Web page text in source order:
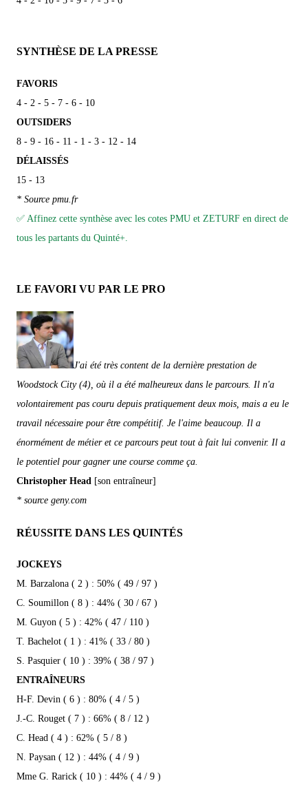
SYNTHÈSE DE LA PRESSE
FAVORIS
4 - 2 - 5 - 7 - 6 - 10
OUTSIDERS
8 - 9 - 16 - 11 - 1 - 3 - 12 - 14
DÉLAISSÉS
15 - 13
* Source pmu.fr
✅ Affinez cette synthèse avec les cotes PMU et ZETURF en direct de
tous les partants du Quinté+.
LE FAVORI VU PAR LE PRO
J'ai été très content de la dernière prestation de
Woodstock City (4), où il a été malheureux dans le parcours. Il n'a
volontairement pas couru depuis pratiquement deux mois, mais a eu le
travail nécessaire pour être compétitif. Je l'aime beaucoup. Il a
énormément de métier et ce parcours peut tout à fait lui convenir. Il a
le potentiel pour gagner une course comme ça.
Christopher Head [son entraîneur]
* source geny.com
RÉUSSITE DANS LES QUINTÉS
JOCKEYS
M. Barzalona ( 2 ) : 50% ( 49 / 97 )
C. Soumillon ( 8 ) : 44% ( 30 / 67 )
M. Guyon ( 5 ) : 42% ( 47 / 110 )
T. Bachelot ( 1 ) : 41% ( 33 / 80 )
S. Pasquier ( 10 ) : 39% ( 38 / 97 )
ENTRAÎNEURS
H-F. Devin ( 6 ) : 80% ( 4 / 5 )
J.-C. Rouget ( 7 ) : 66% ( 8 / 12 )
C. Head ( 4 ) : 62% ( 5 / 8 )
N. Paysan ( 12 ) : 44% ( 4 / 9 )
Mme G. Rarick ( 10 ) : 44% ( 4 / 9 )